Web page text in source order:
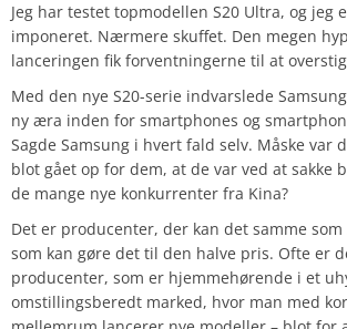
Jeg har testet topmodellen S20 Ultra, og jeg
imponeret. Nærmere skuffet. Den megen
lanceringen fik forventningerne til at
Med den nye S20-serie indvarslede
ny æra inden for smartphones og
Sagde Samsung i hvert fald selv. Måske var
blot gået op for dem, at de var ved at sakke
de mange nye konkurrenter fra Kina?
Det er producenter, der kan det samme som
som kan gøre det til den halve pris. Ofte er
producenter, som er hjemmehørende i et
omstillingsberedt marked, hvor man med